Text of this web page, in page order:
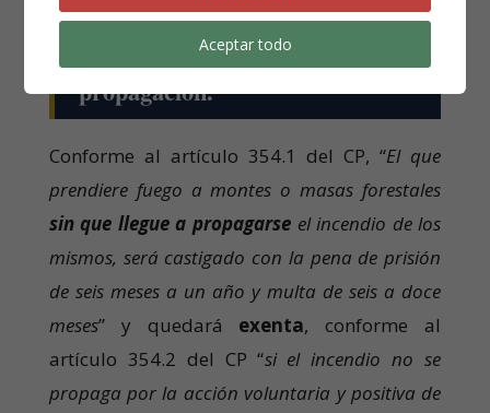
Delito de incendio sin
propagación.
Conforme al artículo 354.1 del CP, “El que
prendiere fuego a montes o masas forestales
sin que llegue a propagarse el incendio de los
mismos, será castigado con la pena de prisión
de seis meses a un año y multa de seis a doce
meses” y quedará exenta, conforme al
artículo 354.2 del CP “si el incendio no se
propaga por la acción voluntaria y positiva de
Aceptar todo